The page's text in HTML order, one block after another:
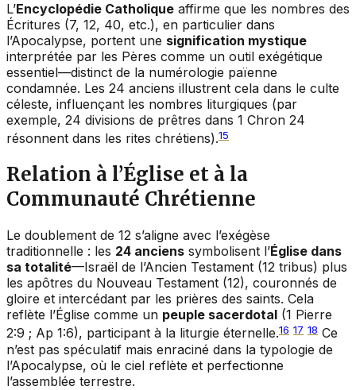
L’Encyclopédie Catholique affirme que les nombres des
Écritures (7, 12, 40, etc.), en particulier dans
l’Apocalypse, portent une signification mystique
interprétée par les Pères comme un outil exégétique
essentiel—distinct de la numérologie païenne
condamnée. Les 24 anciens illustrent cela dans le culte
céleste, influençant les nombres liturgiques (par
exemple, 24 divisions de prêtres dans 1 Chron 24
résonnent dans les rites chrétiens).15
Relation à l’Église et à la
Communauté Chrétienne
Le doublement de 12 s’aligne avec l’exégèse
traditionnelle : les 24 anciens symbolisent l’Église dans
sa totalité—Israël de l’Ancien Testament (12 tribus) plus
les apôtres du Nouveau Testament (12), couronnés de
gloire et intercédant par les prières des saints. Cela
reflète l’Église comme un peuple sacerdotal (1 Pierre
2:9 ; Ap 1:6), participant à la liturgie éternelle.16 17 18 Ce
n’est pas spéculatif mais enraciné dans la typologie de
l’Apocalypse, où le ciel reflète et perfectionne
l’assemblée terrestre.